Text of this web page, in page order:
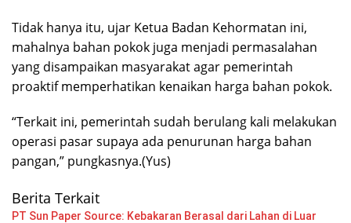
Tidak hanya itu, ujar Ketua Badan Kehormatan ini,
mahalnya bahan pokok juga menjadi permasalahan
yang disampaikan masyarakat agar pemerintah
proaktif memperhatikan kenaikan harga bahan pokok.
“Terkait ini, pemerintah sudah berulang kali melakukan
operasi pasar supaya ada penurunan harga bahan
pangan,” pungkasnya.(Yus)
Berita Terkait
PT Sun Paper Source: Kebakaran Berasal dari Lahan di Luar